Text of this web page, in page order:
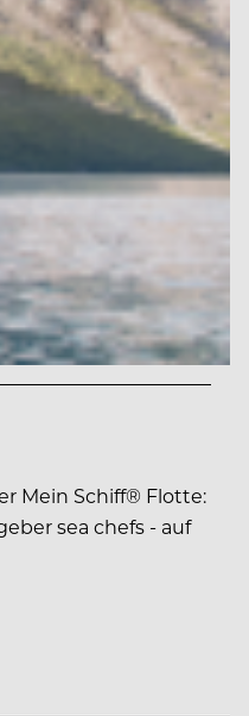
Mein Schiff® Flotte:
sea chefs - auf